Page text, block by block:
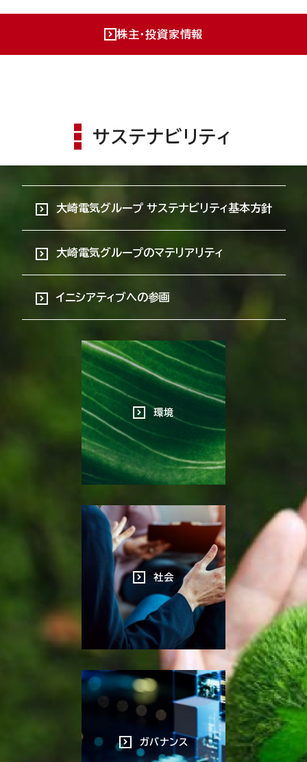
株主・投資家情報
サステナビリティ
大崎電気グループ サステナビリティ基本方針
大崎電気グループのマテリアリティ
イニシアティブへの参画
環境
社会
ガバナンス